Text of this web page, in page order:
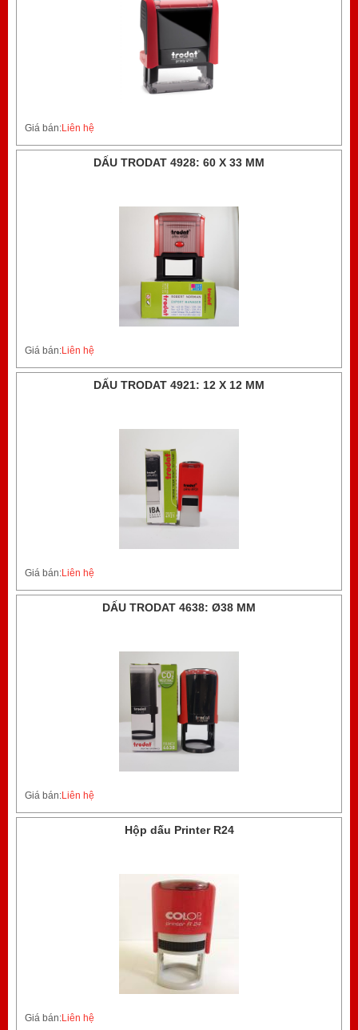
Giá bán:Liên hệ
DẤU TRODAT 4928: 60 X 33 MM
Giá bán:Liên hệ
DẤU TRODAT 4921: 12 X 12 MM
Giá bán:Liên hệ
DẤU TRODAT 4638: Ø38 MM
Giá bán:Liên hệ
Hộp dấu Printer R24
Giá bán:Liên hệ